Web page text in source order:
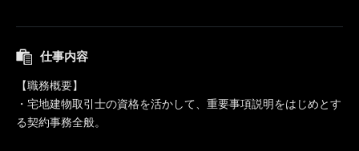
仕事内容
【職務概要】
・宅地建物取引士の資格を活かして、重要事項説明をはじめとす
る契約事務全般。